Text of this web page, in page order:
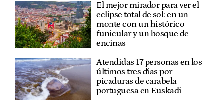
El mejor mirador para ver el
eclipse total de sol: en un
monte con un histórico
funicular y un bosque de
encinas
Atendidas 17 personas en los
últimos tres días por
picaduras de carabela
portuguesa en Euskadi